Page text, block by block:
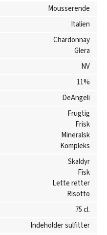
Mousserende
Italien
Chardonnay
Glera
NV
11%
DeAngeli
Frugtig
Frisk
Mineralsk
Kompleks
Skaldyr
Fisk
Lette retter
Risotto
75 cl.
Indeholder sulfitter